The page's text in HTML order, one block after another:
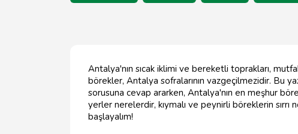
Antalya'nın sıcak iklimi ve bereketli toprakları,
börekler, Antalya sofralarının vazgeçilmezidir. Bu
sorusuna cevap ararken, Antalya'nın en meşhur
yerler nerelerdir, kıymalı ve peynirli böreklerin sırrı
başlayalım!